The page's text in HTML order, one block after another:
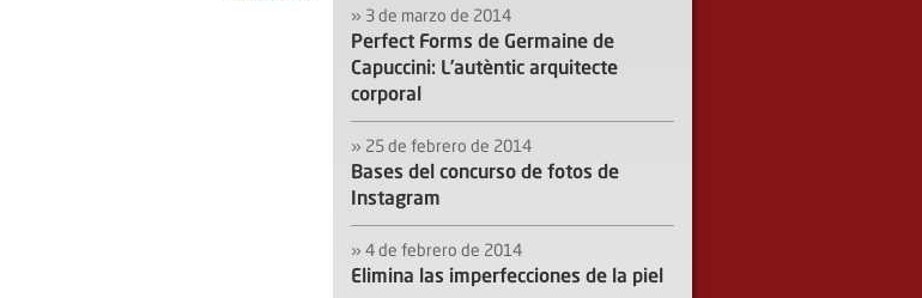
» 3 de marzo de 2014
Perfect Forms de Germaine de
Capuccini: L’autèntic arquitecte
corporal
» 25 de febrero de 2014
Bases del concurso de fotos de
Instagram
» 4 de febrero de 2014
Elimina las imperfecciones de la piel